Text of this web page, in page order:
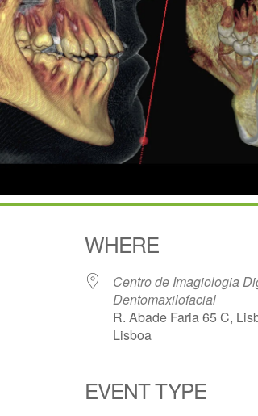
Google Calendar iCalendar
WHERE
Centro de Imagiologia
Dentomaxilofacial
R. Abade Faria 65 C,
Lisboa
EVENT TYPE